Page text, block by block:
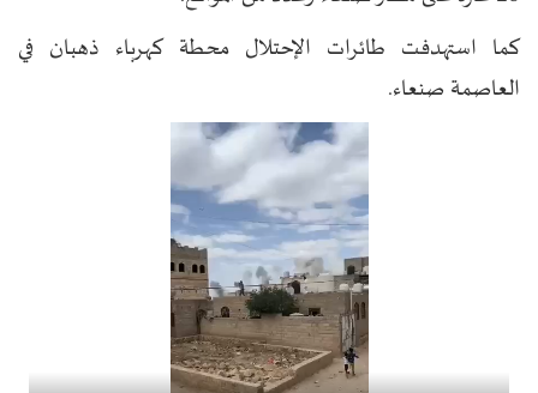
كما استهدفت طائرات الإحتلال محطة كهرباء ذهبان في
العاصمة صنعاء.